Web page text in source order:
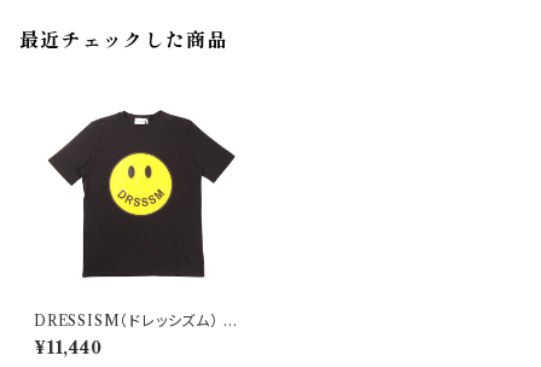
最近チェックした商品
DRESSISM（ドレッシズム） U
ネック半袖Tシャツ F.00254 2
7685
¥11,440